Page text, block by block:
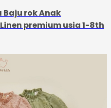
Baju rok Anak
premium usia 1-8th